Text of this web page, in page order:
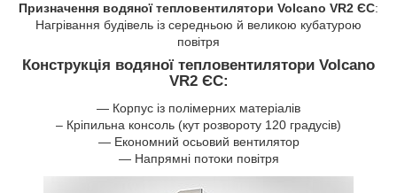
Призначення водяної тепловентилятори Volcano VR2 ЄС:
Нагрівання будівель із середньою й великою кубатурою
повітря
Конструкція водяної тепловентилятори Volcano
VR2 ЄС:
— Корпус із полімерних матеріалів
– Кріпильна консоль (кут розвороту 120 градусів)
— Економний осьовий вентилятор
— Напрямні потоки повітря